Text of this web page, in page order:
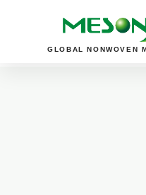
GLOBAL NONWOVEN